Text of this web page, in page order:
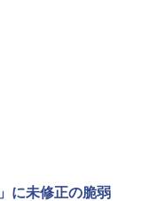
に未修正の脆弱